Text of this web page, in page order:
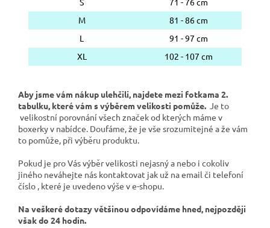
M
81 - 86 cm
L
91 - 97 cm
XL
102 - 107 cm
Aby jsme vám nákup ulehčili, najdete mezi fotkama 2.
tabulku, které vám s výběrem velikosti pomůže. Je to
velikostní porovnání všech značek od kterých máme v
boxerky v nabídce. Doufáme, že je vše srozumitejné a že vám
to pomůže, při výběru produktu.
Pokud je pro Vás výběr velikosti nejasný a nebo i cokoliv
jiného neváhejte nás kontaktovat jak už na email či telefoní
číslo , které je uvedeno výše v e-shopu.
Na veškeré dotazy většinou odpovídáme hned, nejpozději
však do 24 hodin.